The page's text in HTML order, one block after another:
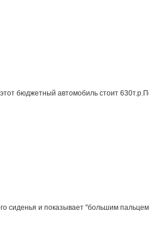
бюджетный автомобиль стоит
сиденья и показывает "большим